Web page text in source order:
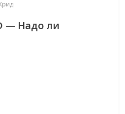
— Надо ли